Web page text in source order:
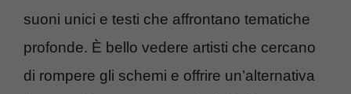
suoni unici e testi che affrontano tematiche
profonde. È bello vedere artisti che cercano
di rompere gli schemi e offrire un’alternativa